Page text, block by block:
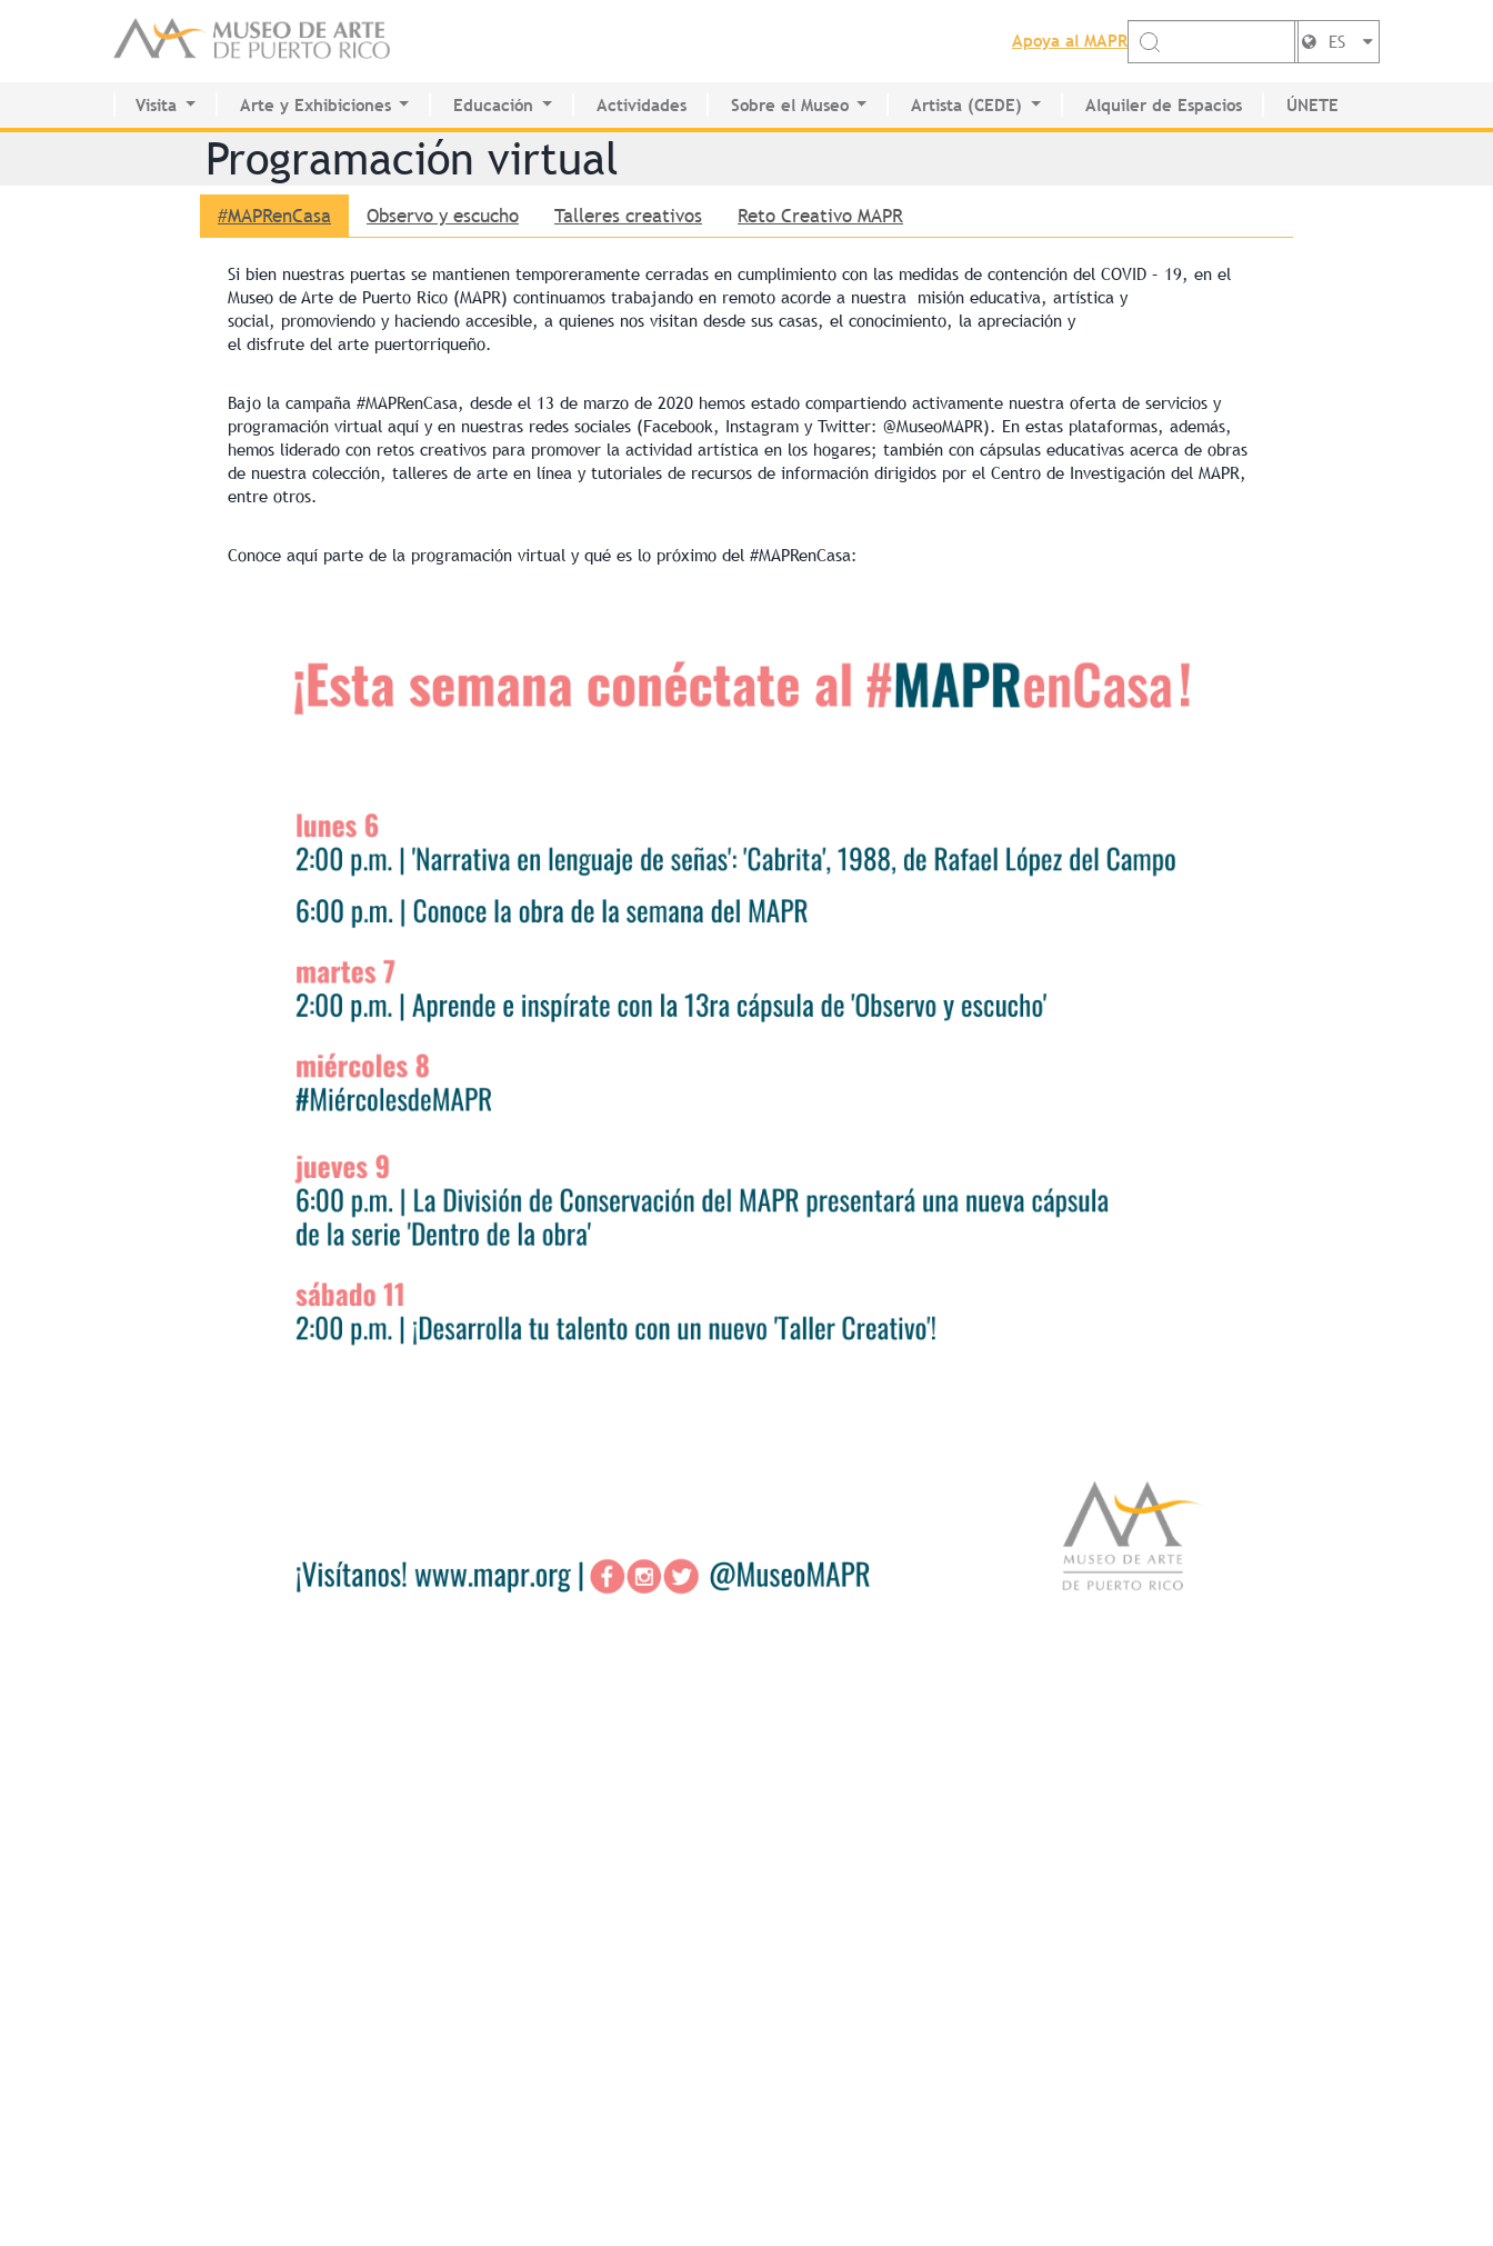
Apoya al MAPR
ES
Visita
Planifica tu visita
Colección Permanente
Calendario de actividades
Arte y Exhibiciones
Exhibiciones actuales
Futuras
Pasadas
Colección Permanente
Educación
Centro de Innovación Educativa
Sala de Estudio e Investigación
Internados
Actividades Sobre el Museo
Historia del MAPR
Voluntarios
Artista (CEDE)
CEDE
Alquiler de Espacios ÚNETE
Programación virtual
#MAPRenCasa Observo y escucho Talleres creativos Reto Creativo MAPR
Si bien nuestras puertas se mantienen temporeramente cerradas en cumplimiento con las medidas de contención del COVID – 19, en el
Museo de Arte de Puerto Rico (MAPR) continuamos trabajando en remoto acorde a nuestra misión educativa, artística y
social, promoviendo y haciendo accesible, a quienes nos visitan desde sus casas, el conocimiento, la apreciación y
el disfrute del arte puertorriqueño.
Bajo la campaña #MAPRenCasa, desde el 13 de marzo de 2020 hemos estado compartiendo activamente nuestra oferta de servicios y
programación virtual aquí y en nuestras redes sociales (Facebook, Instagram y Twitter: @MuseoMAPR). En estas plataformas, además,
hemos liderado con retos creativos para promover la actividad artística en los hogares; también con cápsulas educativas acerca de obras
de nuestra colección, talleres de arte en línea y tutoriales de recursos de información dirigidos por el Centro de Investigación del MAPR,
entre otros.
Conoce aquí parte de la programación virtual y qué es lo próximo del #MAPRenCasa: